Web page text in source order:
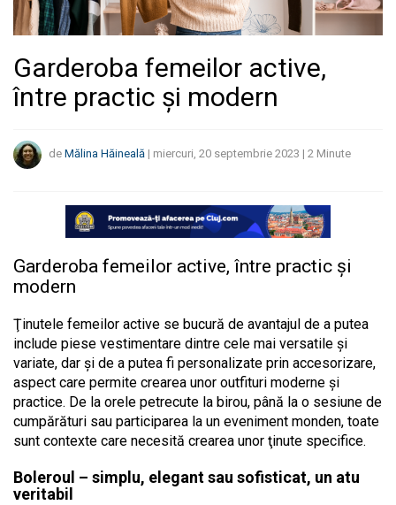
Garderoba femeilor active,
între practic şi modern
de Mălina Hăineală | miercuri, 20 septembrie 2023 | 2 Minute
Garderoba femeilor active, între practic şi
modern
Ţinutele femeilor active se bucură de avantajul de a putea
include piese vestimentare dintre cele mai versatile şi
variate, dar şi de a putea fi personalizate prin accesorizare,
aspect care permite crearea unor outfituri moderne şi
practice. De la orele petrecute la birou, până la o sesiune de
cumpărături sau participarea la un eveniment monden, toate
sunt contexte care necesită crearea unor ţinute specifice.
Boleroul – simplu, elegant sau sofisticat, un atu
veritabil